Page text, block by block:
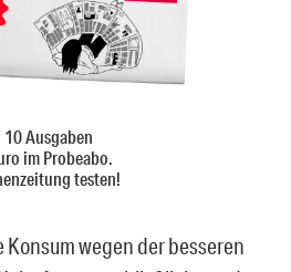
Ausgaben
im Probeabo.
testen!
wegen der besseren